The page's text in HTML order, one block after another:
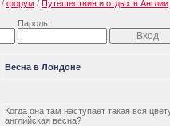
/ форум / Путешествия и отдых в Англии
Пароль:
Весна в Лондоне
Когда она там наступает такая вся
английская весна?